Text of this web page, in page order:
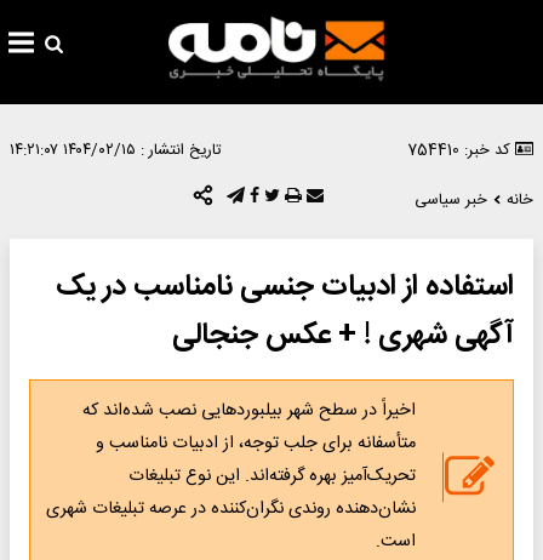
کد خبر: 754410 تاریخ انتشار : ۱۴۰۴/۰۲/۱۵ ۱۴:۲۱:۰۷
خانه
خبر سیاسی
استفاده از ادبیات جنسی نامناسب در یک
آگهی شهری ! + عکس جنجالی
اخیراً در سطح شهر بیلبوردهایی نصب شده‌اند که
متأسفانه برای جلب توجه، از ادبیات نامناسب و
تحریک‌آمیز بهره گرفته‌اند. این نوع تبلیغات
نشان‌دهنده روندی نگران‌کننده در عرصه تبلیغات شهری
است.